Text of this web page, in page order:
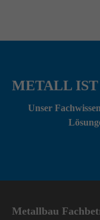
METALL
Unser
Metallbau